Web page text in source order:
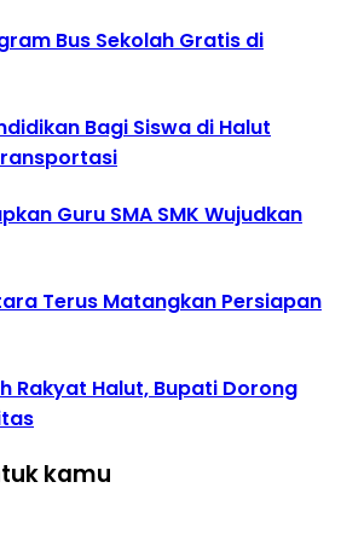
Bus Sekolah Gratis di
Bagi Siswa di Halut
Guru SMA SMK Wujudkan
Terus Matangkan Persiapan
Rakyat Halut, Bupati Dorong
kamu